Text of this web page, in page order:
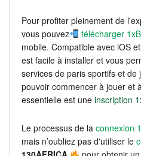
Pour profiter pleinement de
vous pouvez
télécharger
mobile. Compatible avec iOS
est facile à installer et vous
services de paris sportifs et de
pouvoir commencer à jouer et
essentielle est une inscription
Le processus de la connexion
mais n’oubliez pas d'utiliser le